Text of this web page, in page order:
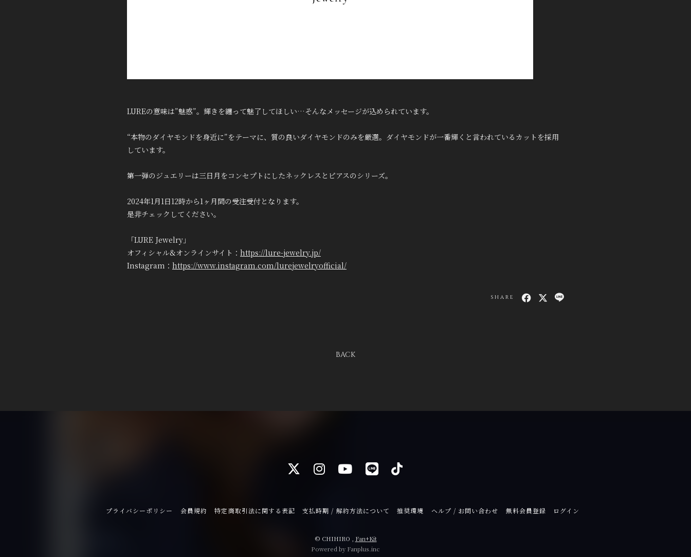
LUREの意味は”魅惑”。輝きを纏って魅了してほしい…そんなメッセージが込められています。
“本物のダイヤモンドを身近に”をテーマに、質の良いダイヤモンドのみを厳選。ダイヤモンドが一番輝くと言われているカットを採用
しています。
第一弾のジュエリーは三日月をコンセプトにしたネックレスとピアスのシリーズ。
2024年1月1日12時から1ヶ月間の受注受付となります。
是非チェックしてください。
「LURE Jewelry」
オフィシャル&オンラインサイト： https://lure-jewelry.jp/
Instagram： https://www.instagram.com/lurejewelryofficial/
SHARE
BACK
プライバシーポリシー 会員規約 特定商取引法に関する表記 支払時期 / 解約方法について 推奨環境 ヘルプ / お問い合わせ 無料会員登録 ログイン
© CHIHIRO , Fan+Kit
Powered by Fanplus.inc